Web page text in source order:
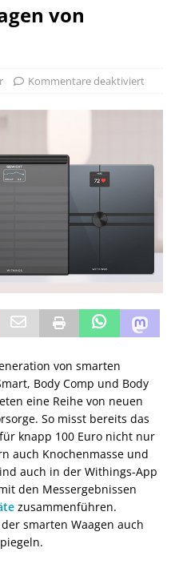
von
Kommentare deaktiviert
von smarten
Body Comp und Body
eine Reihe von neuen
So misst bereits das
knapp 100 Euro nicht nur
auch Knochenmasse und
auch in der Withings-App
den Messergebnissen
zusammenführen.
smarten Waagen auch